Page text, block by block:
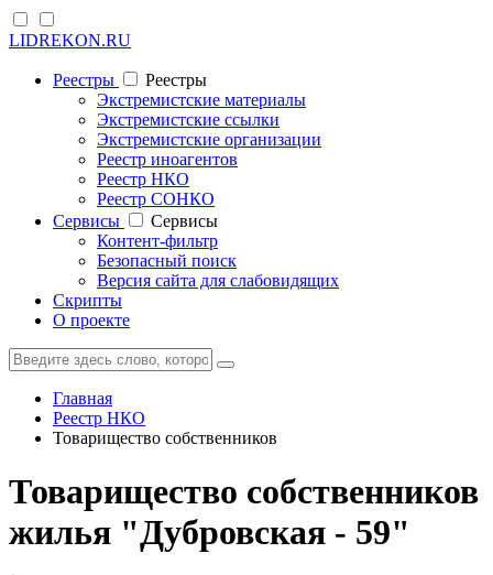
LIDREKON.RU
Реестры
Реестры
Экстремистские материалы
Экстремистские ссылки
Экстремистские организации
Реестр иноагентов
Реестр НКО
Реестр СОНКО
Cервисы
Cервисы
Контент-фильтр
Безопасный поиск
Версия сайта для слабовидящих
Скрипты
О проекте
Главная
Реестр НКО
Товарищество собственников
Товарищество собственников
жилья "Дубровская - 59"